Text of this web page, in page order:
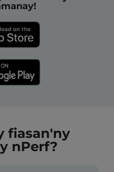
fiasan'ny
nPerf?